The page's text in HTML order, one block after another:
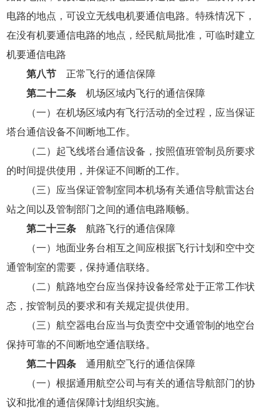
电路的地点，可设立无线电机要通信电路。特殊情况下，
在没有机要通信电路的地点，经民航局批准，可临时建立
机要通信电路
第八节正常飞行的通信保障
第二十二条机场区域内飞行的通信保障
（一）在机场区域内有飞行活动的全过程，应当保证
塔台通信设备不间断地工作。
（二）起飞线塔台通信设备，按照值班管制员所要求
的时间提供使用，并保证不间断的工作。
（三）应当保证管制室同本机场有关通信导航雷达台
站之间以及管制部门之间的通信电路顺畅。
第二十三条航路飞行的通信保障
（一）地面业务台相互之间应根据飞行计划和空中交
通管制室的需要，保持通信联络。
（二）航路地空台应当保持设备经常处于正常工作状
态，按管制员的要求和有关规定提供使用。
（三）航空器电台应当与负责空中交通管制的地空台
保持可靠的不间断地空通信联络。
第二十四条通用航空飞行的通信保障
（一）根据通用航空公司与有关的通信导航部门的协
议和批准的通信保障计划组织实施。